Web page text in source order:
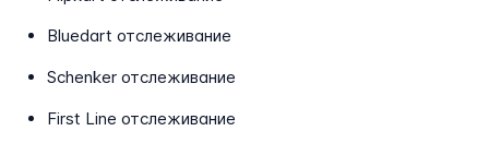
Bluedart отслеживание
Schenker отслеживание
First Line отслеживание